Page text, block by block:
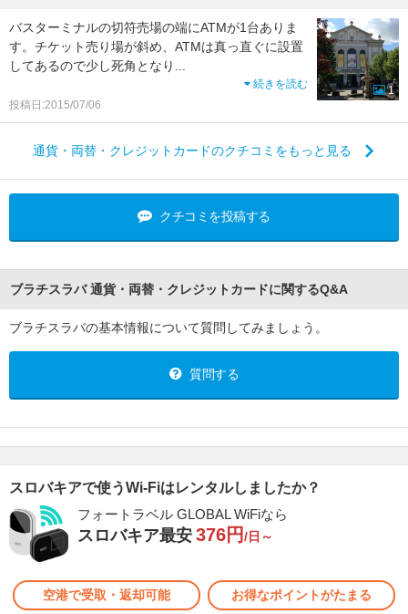
バスターミナルの切符売場の端にATMが1台ありま
す。チケット売り場が斜め、ATMは真っ直ぐに設置
してあるので少し死角となり
続きを読む
投稿日:2015/07/06
1
通貨・両替・クレジットカードのクチコミをもっと見る
クチコミを投稿する
ブラチスラバ 通貨・両替・クレジットカードに関するQ&A
ブラチスラバの基本情報について質問してみましょう。
質問する
スロバキアで使うWi-Fiはレンタルしましたか？
フォートラベル GLOBAL WiFiなら
スロバキア最安 376円/日～
空港で受取・返却可能 お得なポイントがたまる